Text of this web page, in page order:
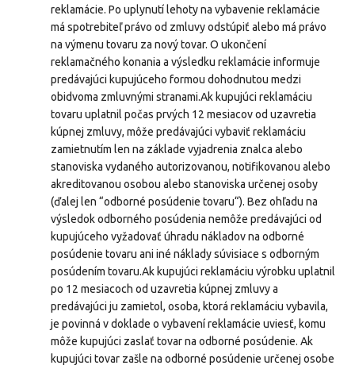
reklamácie. Po uplynutí lehoty na vybavenie reklamácie
má spotrebiteľ právo od zmluvy odstúpiť alebo má právo
na výmenu tovaru za nový tovar. O ukončení
reklamačného konania a výsledku reklamácie informuje
predávajúci kupujúceho formou dohodnutou medzi
obidvoma zmluvnými stranami.Ak kupujúci reklamáciu
tovaru uplatnil počas prvých 12 mesiacov od uzavretia
kúpnej zmluvy, môže predávajúci vybaviť reklamáciu
zamietnutím len na základe vyjadrenia znalca alebo
stanoviska vydaného autorizovanou, notifikovanou alebo
akreditovanou osobou alebo stanoviska určenej osoby
(ďalej len “odborné posúdenie tovaru“). Bez ohľadu na
výsledok odborného posúdenia nemôže predávajúci od
kupujúceho vyžadovať úhradu nákladov na odborné
posúdenie tovaru ani iné náklady súvisiace s odborným
posúdením tovaru.Ak kupujúci reklamáciu výrobku uplatnil
po 12 mesiacoch od uzavretia kúpnej zmluvy a
predávajúci ju zamietol, osoba, ktorá reklamáciu vybavila,
je povinná v doklade o vybavení reklamácie uviesť, komu
môže kupujúci zaslať tovar na odborné posúdenie. Ak
kupujúci tovar zašle na odborné posúdenie určenej osobe